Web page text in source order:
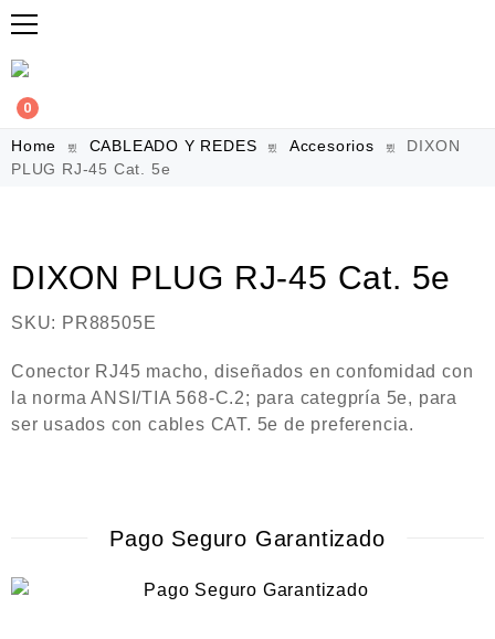
0
Home CABLEADO Y REDES Accesorios
DIXON
PLUG RJ-45 Cat. 5e
DIXON PLUG RJ-45 Cat. 5e
SKU: PR88505E
Conector RJ45 macho, diseñados en confomidad con
la norma ANSI/TIA 568-C.2; para categpría 5e, para
ser usados con cables CAT. 5e de preferencia.
Pago Seguro Garantizado